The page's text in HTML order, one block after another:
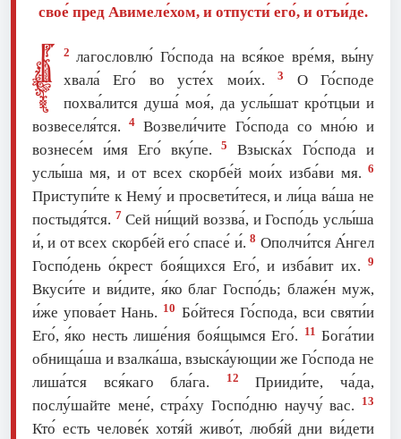
свое́ пред Авимеле́хом, и отпусти́ его́, и отъи́де.
2
Б
лагословлю́ Го́спода на вся́кое вре́мя, вы́ну
хвала́ Его́ во усте́х мои́х.3
О Го́споде
похва́лится душа́ моя́, да услы́шат кро́тцыи и
возвеселя́тся.4 Возвели́чите Го́спода со мно́ю и
вознесе́м и́мя Его́ вку́пе.5
Взыска́х Го́спода и
услы́ша мя, и от всех скорбе́й мои́х изба́ви мя. 6
Приступи́те к Нему́ и просвети́теся, и ли́ца ва́ша не
постыдя́тся. 7 Сей ни́щий воззва́, и Госпо́дь услы́ша
и́, и от всех скорбе́й eго́ спасе́ и́.8 Ополчи́тся А́нгел
Госпо́день о́крест боя́щихся Его́, и изба́вит их. 9
Вкуси́те и ви́дите, я́ко благ Госпо́дь; блаже́н муж,
и́же упова́ет Нань. 10 Бо́йтеся Го́спода, вси святи́и
Его́, я́ко несть лише́ния боя́щымся Его́. 11 Бога́тии
обнища́ша и взалка́ша, взыска́ующии же Го́спода не
лиша́тся вся́каго бла́га.
12
Прииди́те, ча́да,
послу́шайте мене́, стра́ху Госпо́дню научу́ вас.
13
Кто́ есть челове́к хотя́й живо́т, любя́й дни ви́дети